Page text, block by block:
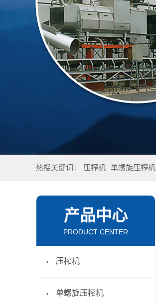
热搜关键词： 压榨机 单螺旋压榨机
产品中心
PRODUCT CENTER
压榨机
单螺旋压榨机